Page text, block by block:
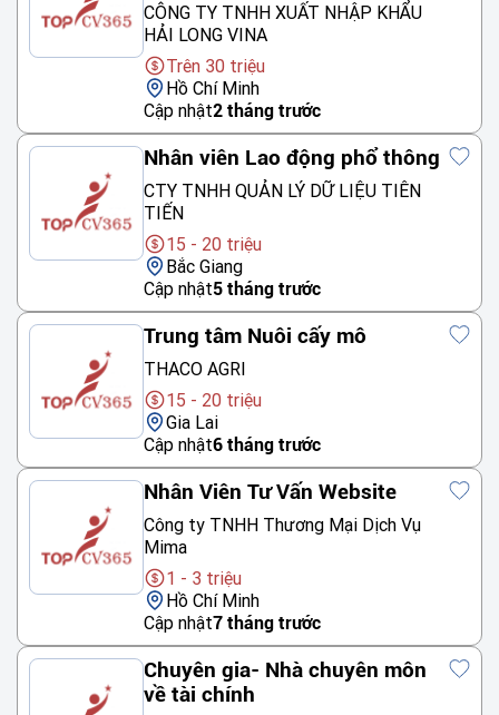
CÔNG TY TNHH XUẤT NHẬP KHẨU
HẢI LONG VINA
Trên 30 triệu
Hồ Chí Minh
Cập nhật2 tháng trước
Nhân viên Lao động phổ thông
CTY TNHH QUẢN LÝ DỮ LIỆU TIÊN
TIẾN
15 - 20 triệu
Bắc Giang
Cập nhật5 tháng trước
Trung tâm Nuôi cấy mô
THACO AGRI
15 - 20 triệu
Gia Lai
Cập nhật6 tháng trước
Nhân Viên Tư Vấn Website
Công ty TNHH Thương Mại Dịch Vụ
Mima
1 - 3 triệu
Hồ Chí Minh
Cập nhật7 tháng trước
Chuyên gia- Nhà chuyên môn
về tài chính